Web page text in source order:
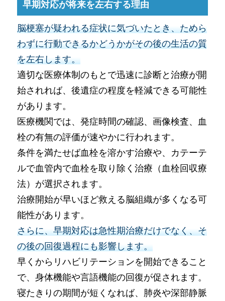
早期対応が将来を左右する理由
脳梗塞が疑われる症状に気づいたとき、ためら
わずに行動できるかどうかがその後の生活の質
を左右します。
適切な医療体制のもとで迅速に診断と治療が開
始されれば、後遺症の程度を軽減できる可能性
があります。
医療機関では、発症時間の確認、画像検査、血
栓の有無の評価が速やかに行われます。
条件を満たせば血栓を溶かす治療や、カテーテ
ルで血管内で血栓を取り除く治療（血栓回収療
法）が選択されます。
治療開始が早いほど救える脳組織が多くなる可
能性があります。
さらに、早期対応は急性期治療だけでなく、そ
の後の回復過程にも影響します。
早くからリハビリテーションを開始できること
で、身体機能や言語機能の回復が促されます。
寝たきりの期間が短くなれば、肺炎や深部静脈